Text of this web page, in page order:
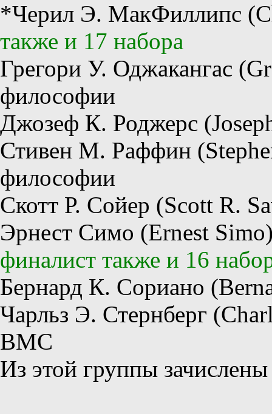
*Черил Э. МакФиллипс
также и 17 набора
Грегори У. Оджакангас
философии
Джозеф К. Роджерс
Стивен М. Раффин
философии
Скотт Р. Сойер (Scott R.
Эрнест Симо (Ernest
финалист также и 16
Бернард К. Сориано
Чарльз Э. Стернберг
ВМС
Из этой группы